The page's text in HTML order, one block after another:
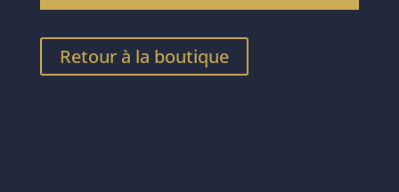
Retour à la boutique